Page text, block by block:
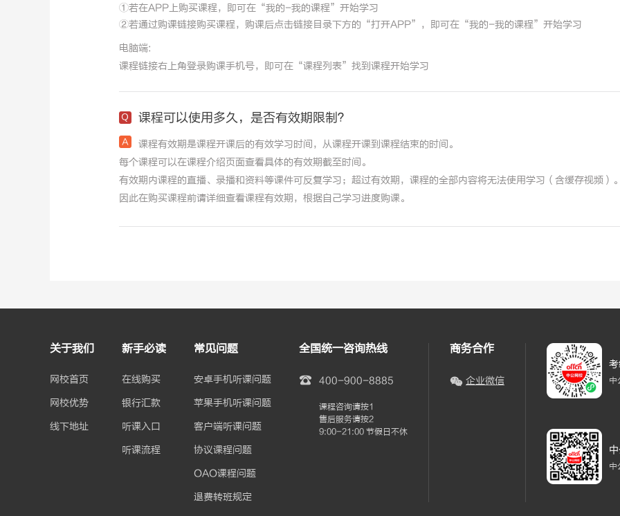
①若在APP上购买课程，即可在“我的-我的课程”开始学习
②若通过购课链接购买课程，购课后点击链接目录下方的“打开APP”，即可在“我的-我的课程”开始学习
电脑端:
课程链接右上角登录购课手机号，即可在“课程列表”找到课程开始学习
课程可以使用多久，是否有效期限制？
课程有效期是课程开课后的有效学习时间，从课程开课到课程结束的时间。
每个课程可以在课程介绍页面查看具体的有效期截至时间。
有效期内课程的直播、录播和资料等课件可反复学习；超过有效期，课程的全部内容将无法使用学习（含缓存视频）
因此在购买课程前请详细查看课程有效期，根据自己学习进度购课。
关于我们
网校首页
网校优势
线下地址
新手必读
在线购买
银行汇款
听课入口
听课流程
常见问题
安卓手机听课问题
苹果手机听课问题
客户端听课问题
协议课程问题
OAO课程问题
退费转班规定
全国统一咨询热线
400-900-8885
课程咨询请按1
售后服务请按2
9:00-21:00 节假日不休
商务合作
企业微信 中
中